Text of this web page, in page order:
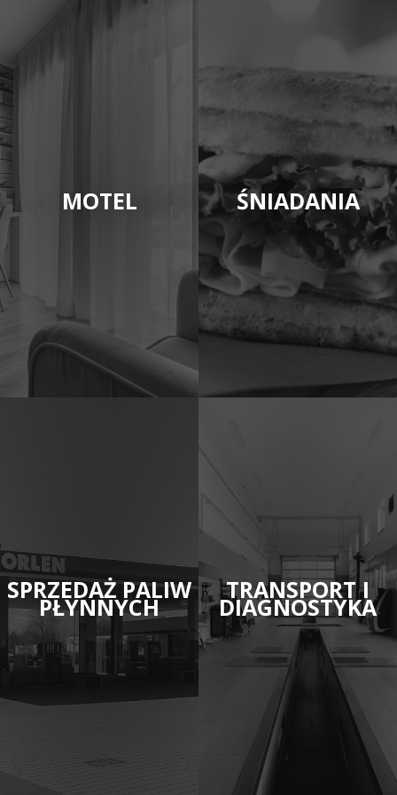
MOTEL ŚNIADANIA
SPRZEDAŻ PALIW
PŁYNNYCH
TRANSPORT I
DIAGNOSTYKA